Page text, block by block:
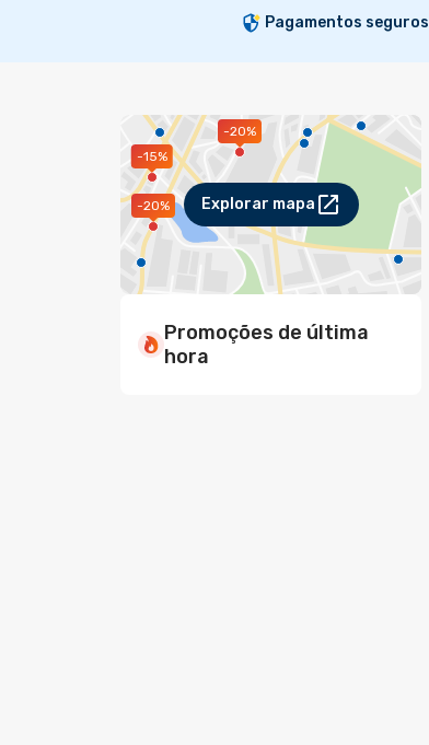
Pagamentos seguros
-20%
-20%
-15%
Explorar mapa
Promoções de última
hora